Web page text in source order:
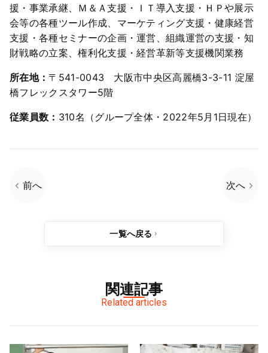
援・事業承継、Ｍ＆Ａ支援・ＩＴ導入支援・ＨＰや展示
会等の各種ツール作成、マーケティング支援・健康経営
支援・各種セミナーの企画・運営、組織運営の支援・知
財戦略の立案、権利化支援・経営革新等支援機関業務
所在地： 〒541-0043 大阪市中央区高麗橋3-3-11 淀屋
橋フレックスタワー5階
従業員数： 310名（グループ全体・2022年5月1日現在）
前へ 次へ
一覧へ戻る
関連記事
Related articles